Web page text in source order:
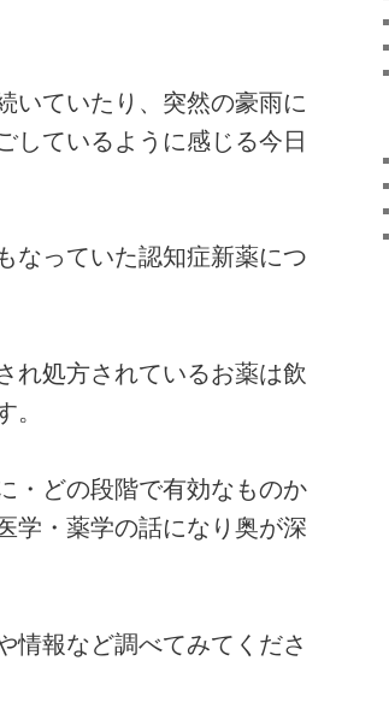
いていたり、突然の豪雨に
しているように感じる今日
なっていた認知症新薬につ
れ処方されているお薬は飲
・どの段階で有効なものか
学・薬学の話になり奥が深
情報など調べてみてくださ